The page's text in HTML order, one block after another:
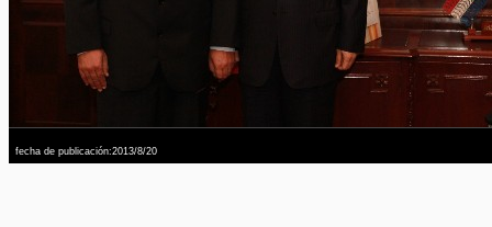
fecha de publicación:2013/8/20